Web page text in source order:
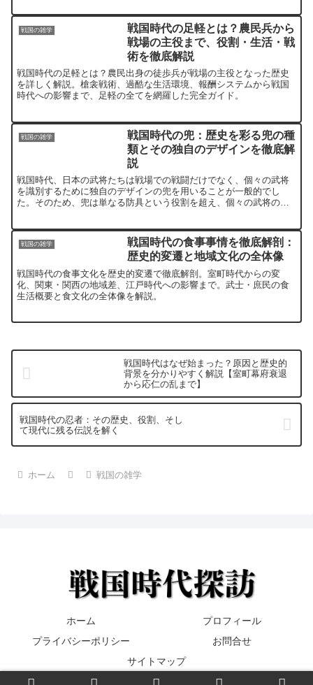
戦国の雑学
戦国時代の足軽とは？農民兵から
戦場の主役まで、役割・生活・戦
術を徹底解説
戦国時代の足軽とは？農民出身の徒歩兵が戦場の主役となった歴史
を詳しく解説。槍衾戦術、過酷な生活環境、報酬システムから戦国
時代への影響まで、足軽の全てを網羅した完全ガイド。
戦国の雑学
戦国時代の兜：歴史を彩る兜の種
類とその独自のデザインを徹底解
説
戦国時代、日本の武将たちは戦場での戦闘だけでなく、個々の武将
を識別するために独自のデザインの兜を用いることが一般的でし
た。そのため、兜は単なる防具という役割を超え、個々の武将の戦
戦国の雑学
戦国時代の食事事情を徹底解剖：
歴史的変遷と地域文化の全体像
戦国時代の食事文化を歴史的変遷で徹底解剖。室町時代からの変
化、関東・関西の地域差、江戸時代への影響まで。武士・庶民の食
生活概要と食文化の全体像を解説。
戦国時代はなぜ始まった？原因と歴史的
背景を分かりやすく解説【室町幕府衰退
から応仁の乱まで】
戦国時代の忍者：その歴史、役割、そし
て現代に残る伝説を解く
ホーム 戦国の雑学
ホーム
プロフィール
プライバシーポリシー
お問合せ
サイトマップ